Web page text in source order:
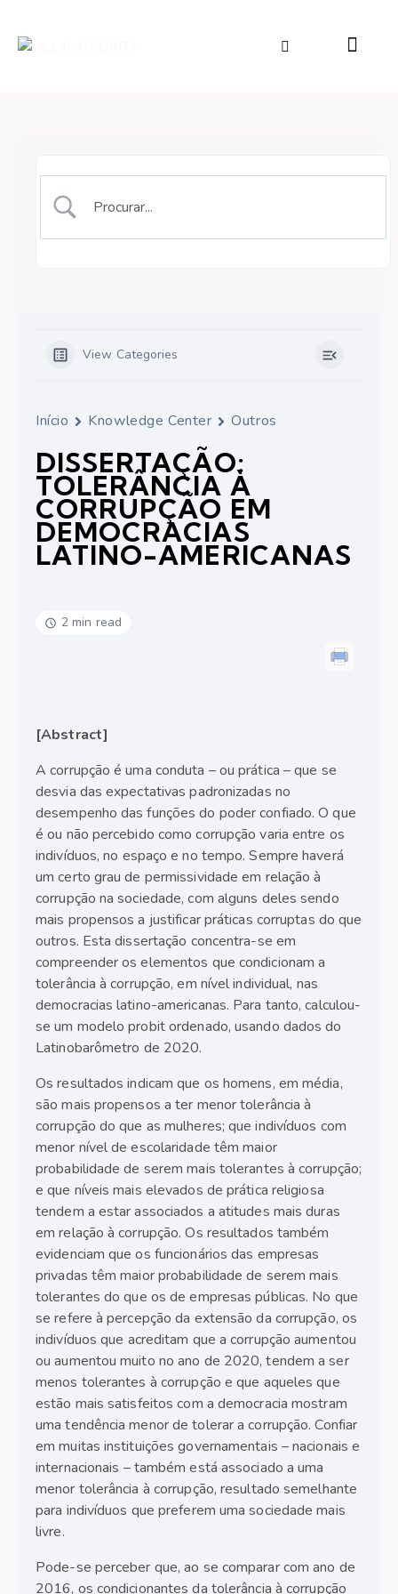
View Categories
Início Knowledge Center Outros
DISSERTAÇÃO:
TOLERÂNCIA À
CORRUPÇÃO EM
DEMOCRACIAS
LATINO-AMERICANAS
2 min read
[Abstract]
A corrupção é uma conduta – ou prática – que se
desvia das expectativas padronizadas no
desempenho das funções do poder confiado. O que
é ou não percebido como corrupção varia entre os
indivíduos, no espaço e no tempo. Sempre haverá
um certo grau de permissividade em relação à
corrupção na sociedade, com alguns deles sendo
mais propensos a justificar práticas corruptas do que
outros. Esta dissertação concentra-se em
compreender os elementos que condicionam a
tolerância à corrupção, em nível individual, nas
democracias latino-americanas. Para tanto, calculou-
se um modelo probit ordenado, usando dados do
Latinobarômetro de 2020.
Os resultados indicam que os homens, em média,
são mais propensos a ter menor tolerância à
corrupção do que as mulheres; que indivíduos com
menor nível de escolaridade têm maior
probabilidade de serem mais tolerantes à corrupção;
e que níveis mais elevados de prática religiosa
tendem a estar associados a atitudes mais duras
em relação à corrupção. Os resultados também
evidenciam que os funcionários das empresas
privadas têm maior probabilidade de serem mais
tolerantes do que os de empresas públicas. No que
se refere à percepção da extensão da corrupção, os
indivíduos que acreditam que a corrupção aumentou
ou aumentou muito no ano de 2020, tendem a ser
menos tolerantes à corrupção e que aqueles que
estão mais satisfeitos com a democracia mostram
uma tendência menor de tolerar a corrupção. Confiar
em muitas instituições governamentais – nacionais e
internacionais – também está associado a uma
menor tolerância à corrupção, resultado semelhante
para indivíduos que preferem uma sociedade mais
livre.
Pode-se perceber que, ao se comparar com ano de
2016, os condicionantes da tolerância à corrupção